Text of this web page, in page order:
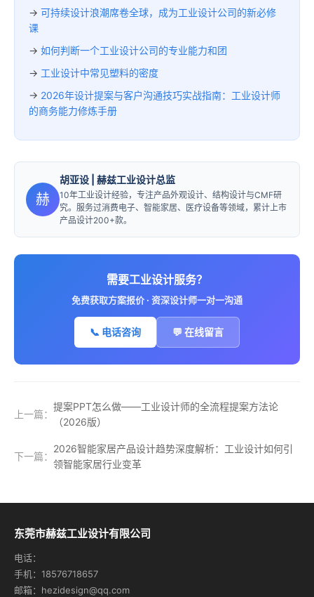
→ 可持续设计浪潮席卷全球，成为工业设计公司的新必修
课
→ 如何判断一个工业设计公司的专业能力和团
→ 工业设计中常见塑料的密度
→ 2026年设计提案与客户沟通技巧实战指南：工业设计师
的商务能力修炼手册
赫
胡亚设 | 赫兹工业设计总监
10年工业设计经验，专注产品外观设计、结构设计与CMF研
究。服务过消费电子、智能家居、医疗设备等领域，累计上市
产品设计200+款。
需要工业设计服务？
免费获取方案报价 · 资深设计师一对一沟通
📞 电话咨询 💬 在线留言
上一篇：
提案PPT怎么做——工业设计师的全流程提案方法论
（2026版）
下一篇：
2026智能家居产品设计趋势深度解析：工业设计如何引
领智能家居行业变革
东莞市赫兹工业设计有限公司
电话：
手机：18576718657
邮箱：hezidesign@qq.com